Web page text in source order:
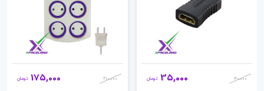
40,000
35,000 تومان 210,000
175,000 تومان